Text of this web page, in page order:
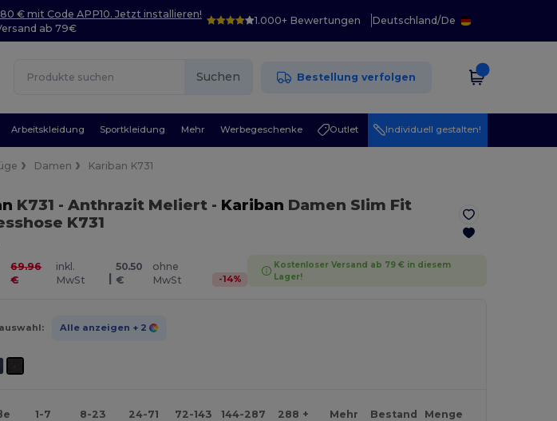
€ mit Code APP10. Jetzt installieren!
ab 79€
1.000+ Bewertungen Deutschland/De
Suchen Bestellung verfolgen
Arbeitskleidung Sportkleidung Mehr Werbegeschenke Outlet Individuell gestalten!
Damen Kariban K731
K731 - Anthrazit Meliert- Kariban Damen Slim Fit
K731
69.96
€
inkl.
MwSt
|
50.50
€
ohne
MwSt
-14%
Kostenloser Versand ab 79 € in diesem
Lager!
Alle anzeigen + 2
1-7 8-23 24-71 72-143 144-287 288 + Mehr Bestand Menge